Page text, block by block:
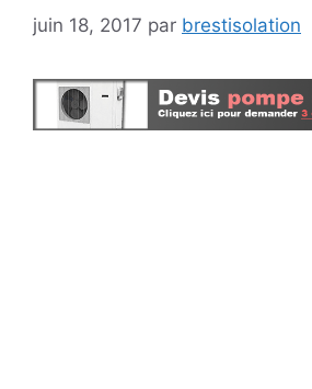
juin 18, 2017 par brestisolation